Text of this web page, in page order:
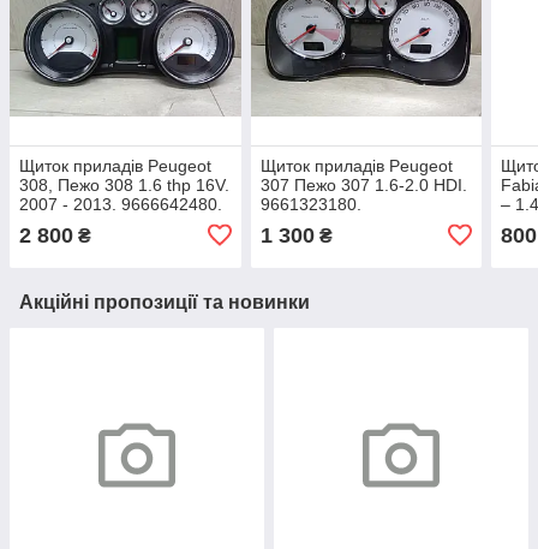
Щиток приладів Peugeot
308, Пежо 308 1.6 thp 16V.
2007 - 2013. 9666642480.
2 800 ₴
Щиток приладів Peugeot
307 Пежо 307 1.6-2.0 HDI.
9661323180.
1 300₴
–
800
Акційні пропозиції та новинки